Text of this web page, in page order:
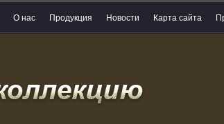
О нас Продукция Новости Карта сайта